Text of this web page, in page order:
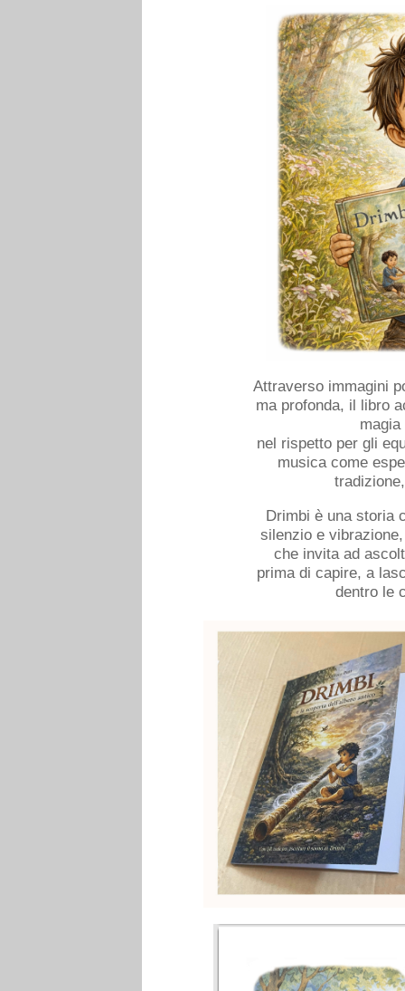
Attraverso immagini
ma profonda, il libro
magia
nel rispetto per gli
musica come
Drimbi è una storia
silenzio e
che invita ad
prima di capire, a
dentro le